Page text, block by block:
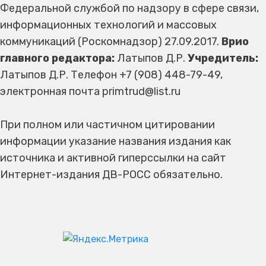
Федеральной службой по надзору в сфере связи,
информационных технологий и массовых
коммуникаций (Роскомнадзор) 27.09.2017. Врио
главного редактора: Латыпов Д.Р. Учредитель:
Латыпов Д.Р. Телефон +7 (908) 448-79-49,
электронная почта primtrud@list.ru
При полном или частичном цитировании
информации указание названия издания как
источника и активной гиперссылки на сайт
Интернет-издания ДВ-РОСС обязательно.